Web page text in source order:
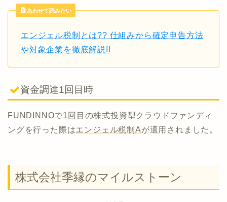
あわせて読みたい
エンジェル税制とは?? 仕組みから確定申告方法
や対象企業を徹底解説!!
資金調達1回目時
FUNDINNOで1回目の株式投資型クラウドファンディ
ングを行った際はエンジェル税制Aが適用されました。
株式会社季縁のマイルストーン